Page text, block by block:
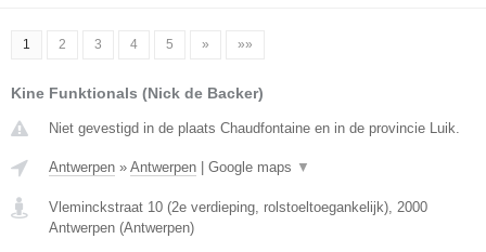
1 2 3 4 5 » »»
Kine Funktionals (Nick de Backer)
Niet gevestigd in de plaats Chaudfontaine en in de provincie Luik.
Antwerpen » Antwerpen Google maps ▼
Vleminckstraat 10 (2e verdieping, rolstoeltoegankelijk), 2000
Antwerpen (Antwerpen)